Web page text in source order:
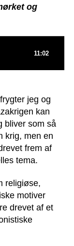
og
jeg og
kan
bliver som så
krig, men en
frem af
tema.
religiøse,
motiver
drevet af et